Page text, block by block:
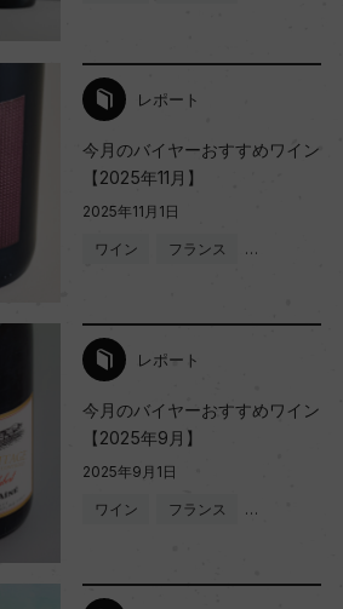
レポート
今月のバイヤーおすすめワイン
【2025年11月】
2025年11月1日
ワイン フランス …
レポート
今月のバイヤーおすすめワイン
【2025年9月】
2025年9月1日
ワイン フランス …